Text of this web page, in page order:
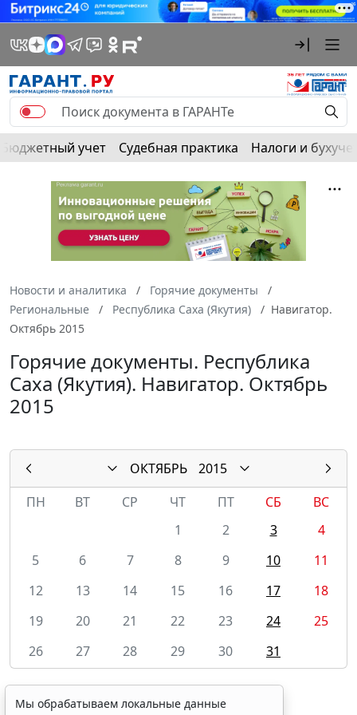
Бюджетный учет Судебная практика Налоги и
Новости и аналитика
Горячие документы
Региональные
Республика Саха (Якутия)
Навигатор.
Октябрь 2015
Горячие документы. Республика
Саха (Якутия). Навигатор. Октябрь
2015
ОКТЯБРЬ
2015
ПН
ВТ СР ЧТ ПТ СБ
ВС
1
2 3
4
5
6 7 8 9 10
11
12
13 14 15 16 17
18
19
20 21 22 23 24
25
26
27 28 29 30 31
Мы обрабатываем локальные данные